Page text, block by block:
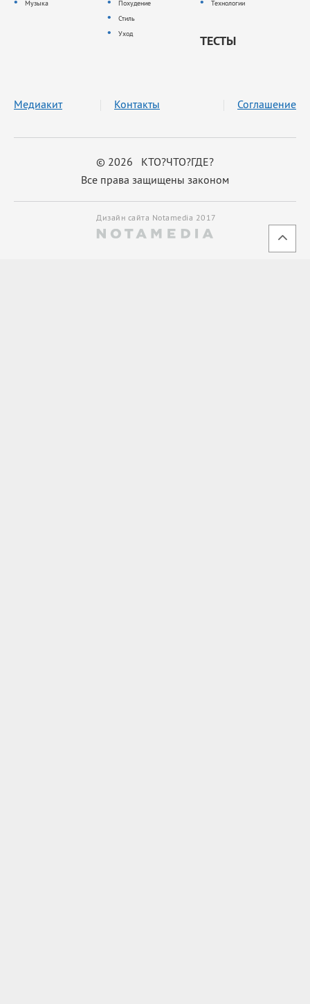
Музыка
Похудение
Стиль
Уход
Технологии
ТЕСТЫ
© 2026 КТО?ЧТО?ГДЕ?
Все права защищены законом
Медиакит Контакты Соглашение
Дизайн сайта Notamedia 2017